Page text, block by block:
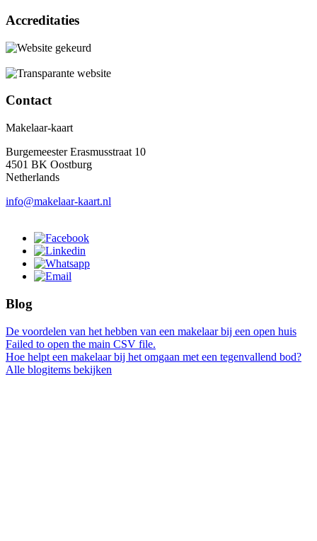
Accreditaties
Contact
Makelaar-kaart
Burgemeester Erasmusstraat 10
4501 BK Oostburg
Netherlands
info@makelaar-kaart.nl
Blog
De voordelen van het hebben van een makelaar bij een open huis
Failed to open the main CSV file.
Hoe helpt een makelaar bij het omgaan met een tegenvallend bod?
Alle blogitems bekijken